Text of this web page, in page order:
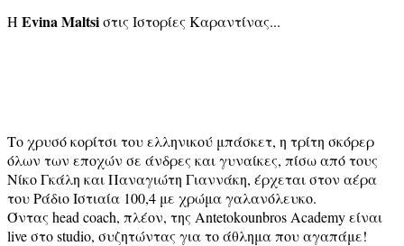
Η Evina Maltsiστις Ιστορίες Καραντίνας...
Το χρυσό κορίτσι του ελληνικού μπάσκετ, η τρίτη σκόρερ
όλων των εποχών σε άνδρες και γυναίκες, πίσω από τους
Νίκο Γκάλη και Παναγιώτη Γιαννάκη, έρχεται στον αέρα
του Ράδιο Ιστιαία 100,4 με χρώμα γαλανόλευκο.
Όντας head coach, πλέον, της Antetokounbros Academy είναι
live στο studio, συζητώντας για το άθλημα που αγαπάμε!